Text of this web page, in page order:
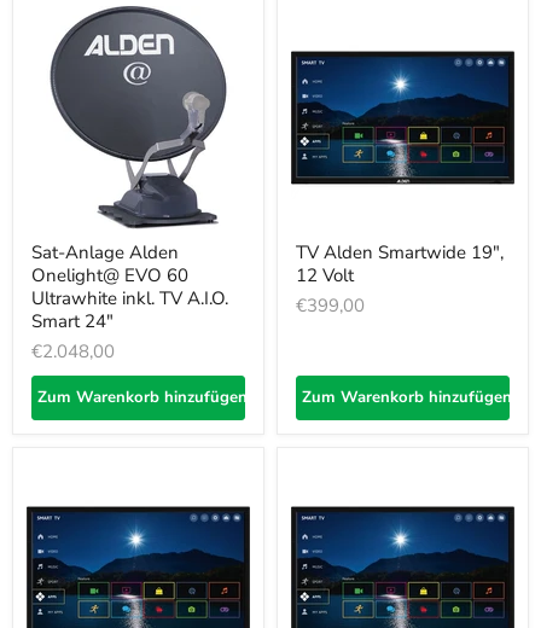
Sat-Anlage Alden
Onelight@ EVO 60
Ultrawhite inkl. TV A.I.O.
Smart 24"
€2.048,00
Zum Warenkorb hinzufügen
TV Alden Smartwide 19",
12 Volt
€399,00
Zum Warenkorb hinzufügen